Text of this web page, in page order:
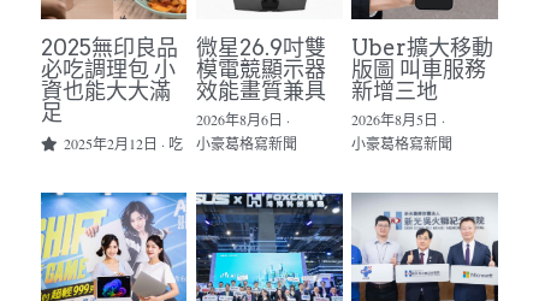
2025無印良品
必吃調理包 小
資也能大大滿
足
2025年2月12日 · 吃
微星26.9吋雙
模電競顯示器
效能畫質兼具
2026年8月6日 ·
小豪葛格寫新聞
Uber擴大移動
版圖 叫車服務
新增三地
2026年8月5日 ·
小豪葛格寫新聞